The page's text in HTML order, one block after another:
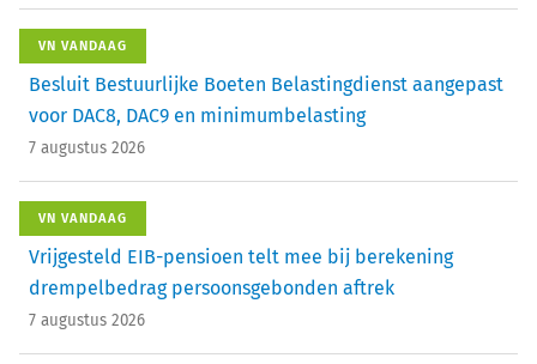
VN VANDAAG
Besluit Bestuurlijke Boeten Belastingdienst aangepast
voor DAC8, DAC9 en minimumbelasting
7 augustus 2026
VN VANDAAG
Vrijgesteld EIB-pensioen telt mee bij berekening
drempelbedrag persoonsgebonden aftrek
7 augustus 2026